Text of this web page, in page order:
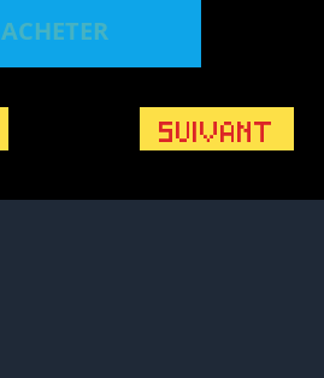
ACHETER
SUIVANT